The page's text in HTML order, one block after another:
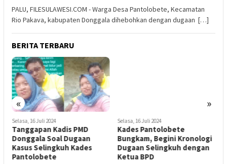
PALU, FILESULAWESI.COM - Warga Desa Pantolobete, Kecamatan
Rio Pakava, kabupaten Donggala dihebohkan dengan dugaan […]
BERITA TERBARU
« »
Selasa, 16 Juli 2024
Tanggapan Kadis PMD
Donggala Soal Dugaan
Kasus Selingkuh Kades
Pantolobete
Selasa, 16 Juli 2024
Kades Pantolobete
Bungkam, Begini Kronologi
Dugaan Selingkuh dengan
Ketua BPD